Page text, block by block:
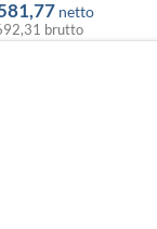
netto
brutto